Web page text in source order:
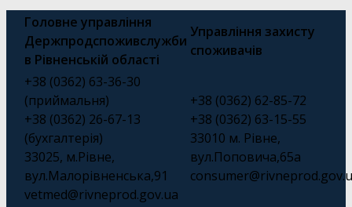
Головне управління
Держпродспоживслужби
в Рівненській області
Управління захисту
споживачів
+38 (0362) 63-36-30
(приймальня)
+38 (0362) 26-67-13
(бухгалтерія)
33025, м.Рівне,
вул.Малорівненська,91
vetmed@rivneprod.gov.ua
+38 (0362) 62-85-72
+38 (0362) 63-15-55
33010 м. Рівне,
вул.Поповича,65а